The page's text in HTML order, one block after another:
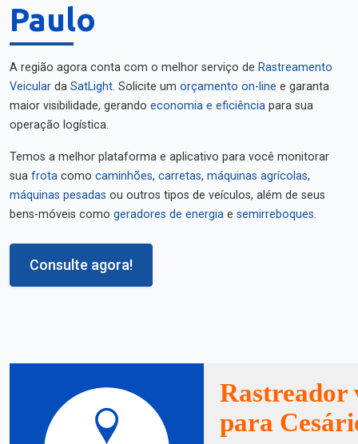
Paulo
A região agora conta com o melhor serviço de Rastreamento
Veicular da SatLight. Solicite um orçamento on-line e garanta
maior visibilidade, gerando economia e eficiência para sua
operação logística.
Temos a melhor plataforma e aplicativo para você monitorar
sua frota como caminhões, carretas, máquinas agrícolas,
máquinas pesadas ou outros tipos de veículos, além de seus
bens-móveis como geradores de energia e semirreboques.
Consulte agora!
Rastreador
para